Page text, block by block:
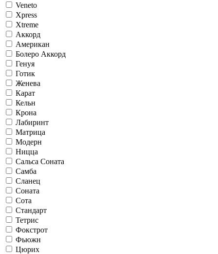
Veneto
Xpress
Xtreme
Аккорд
Американ
Болеро Аккорд
Генуя
Готик
Женева
Карат
Кельн
Крона
Лабиринт
Матрица
Модерн
Ницца
Сальса Соната
Самба
Сланец
Соната
Сота
Стандарт
Тетрис
Фокстрот
Фьюжн
Цюрих